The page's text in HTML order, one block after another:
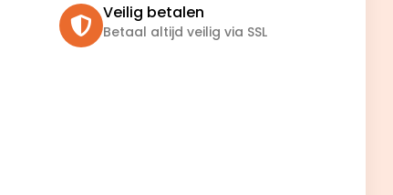
Veilig betalen
Betaal altijd veilig via SSL